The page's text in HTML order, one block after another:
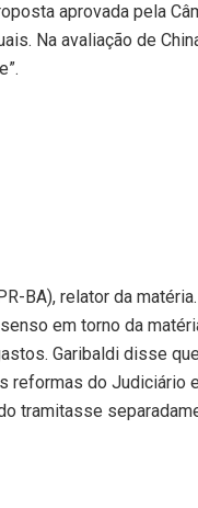
aprovada pela
Na avaliação de
BA), relator da matéria.
em torno da
Garibaldi disse
reformas do Judiciário
tramitasse